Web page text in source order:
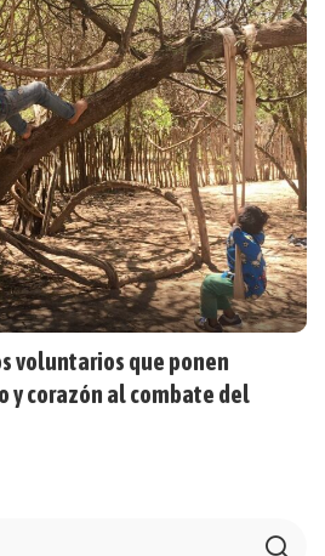
voluntarios que ponen
y corazón al combate del